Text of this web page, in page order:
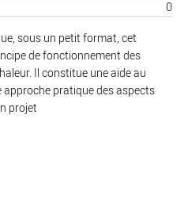
0
sous un petit format, cet
de fonctionnement des
Il constitue une aide au
pratique des aspects
projet